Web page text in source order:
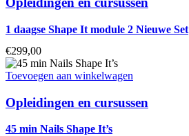
1 daagse Shape It module 2 Nieuwe Set
€299,00
Toevoegen aan winkelwagen
Opleidingen en cursussen
45 min Nails Shape It’s